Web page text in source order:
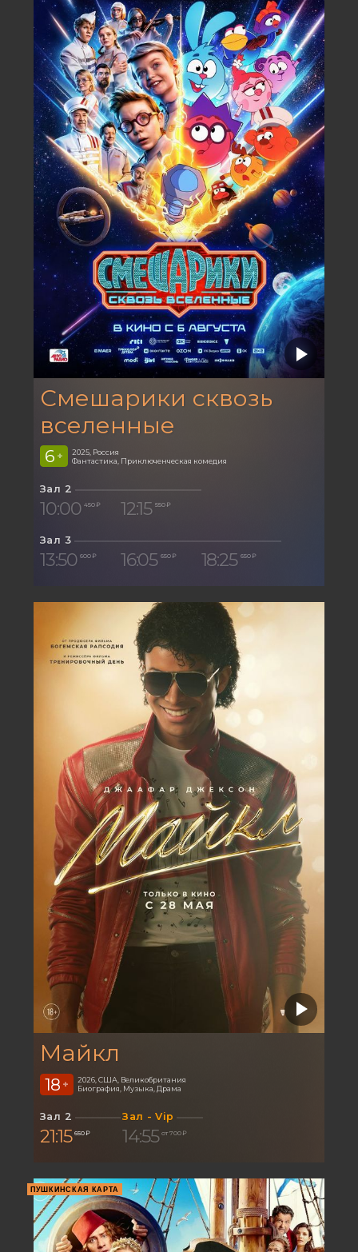
Смешарики сквозь
вселенные
6 +
2025, Россия
Фантастика, Приключенческая комедия
Зал 2
10:00 450 ₽ 12:15 550 ₽
Зал 3
13:50 600 ₽ 16:05 650 ₽ 18:25 650 ₽
Майкл
18 +
2026, США, Великобритания
Биография, Музыка, Драма
Зал 2
21:15 650 ₽
Зал - Vip
14:55 от 700 ₽
ПУШКИНСКАЯ КАРТА